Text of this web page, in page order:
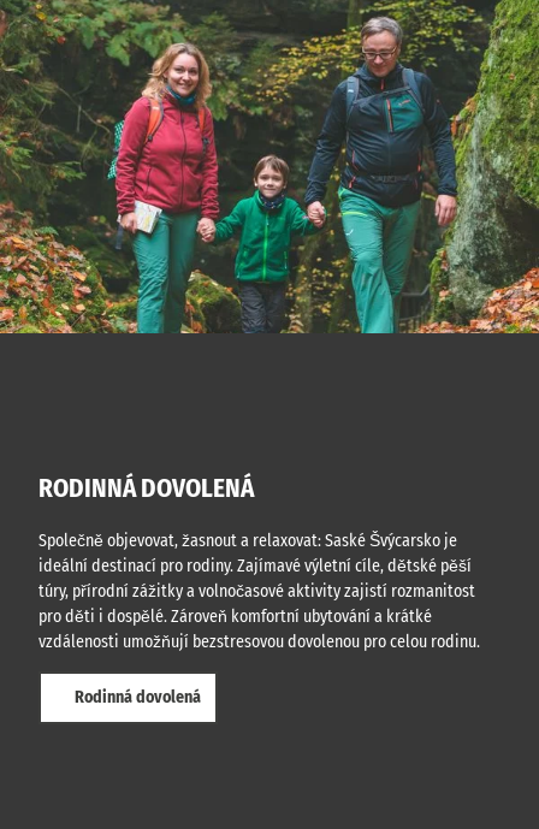
RODINNÁ DOVOLENÁ
Společně objevovat, žasnout a relaxovat: Saské Švýcarsko je
ideální destinací pro rodiny. Zajímavé výletní cíle, dětské pěší
túry, přírodní zážitky a volnočasové aktivity zajistí rozmanitost
pro děti i dospělé. Zároveň komfortní ubytování a krátké
vzdálenosti umožňují bezstresovou dovolenou pro celou rodinu.
Rodinná dovolená